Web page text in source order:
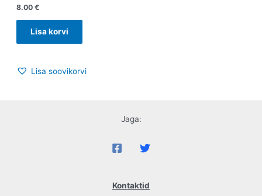
8.00 €
Lisa korvi
Lisa soovikorvi
Jaga:
Kontaktid